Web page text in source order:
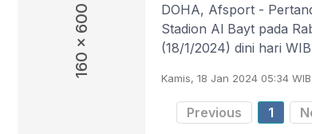
160 x 600
DOHA, Afsport -
Stadion Al Bayt pada
(18/1/2024) dini hari
Kamis, 18 Jan 2024 05:34 WIB
Previous 1